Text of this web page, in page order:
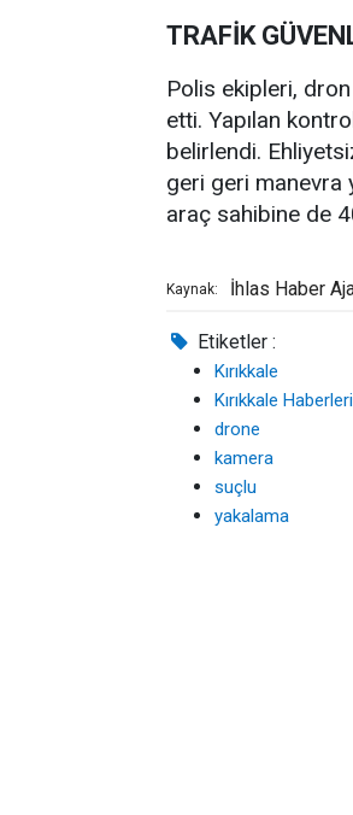
TRAFİK
Polis ekipleri,
etti. Yapılan
belirlendi.
geri geri manevra
araç sahibine de
Kaynak: İhlas Haber
Etiketler :
Kırıkkale
Kırıkkale Haberleri
drone
kamera
suçlu
yakalama